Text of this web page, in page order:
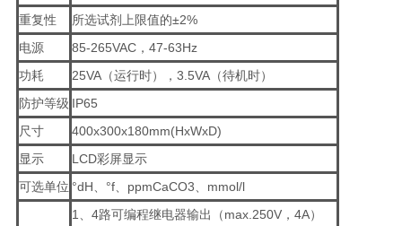
重复性
所选试剂上限值的±2%
电源
85-265VAC，47-63Hz
功耗
25VA（运行时），3.5VA（待机时）
防护等级 IP65
尺寸
400x300x180mm(HxWxD)
显示
LCD彩屏显示
可选单位 °dH、°f、ppmCaCO3、mmol/l
1、4路可编程继电器输出（max.250V，4A）